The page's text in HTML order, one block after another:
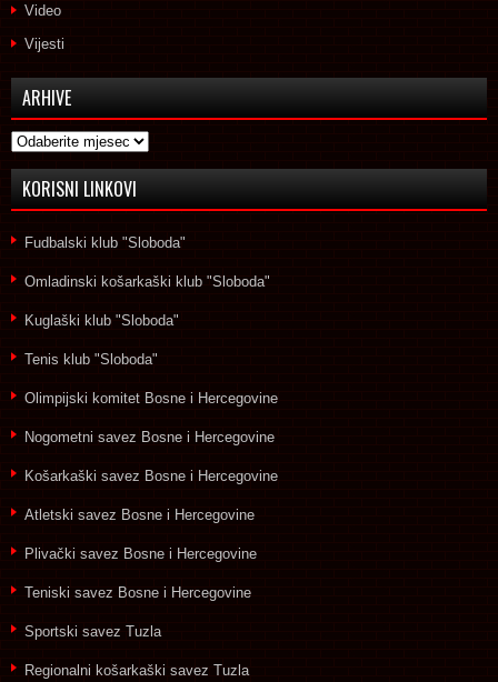
Video
Vijesti
ARHIVE
Arhive
KORISNI LINKOVI
Fudbalski klub "Sloboda"
Omladinski košarkaški klub "Sloboda"
Kuglaški klub "Sloboda"
Tenis klub "Sloboda"
Olimpijski komitet Bosne i Hercegovine
Nogometni savez Bosne i Hercegovine
Košarkaški savez Bosne i Hercegovine
Atletski savez Bosne i Hercegovine
Plivački savez Bosne i Hercegovine
Teniski savez Bosne i Hercegovine
Sportski savez Tuzla
Regionalni košarkaški savez Tuzla